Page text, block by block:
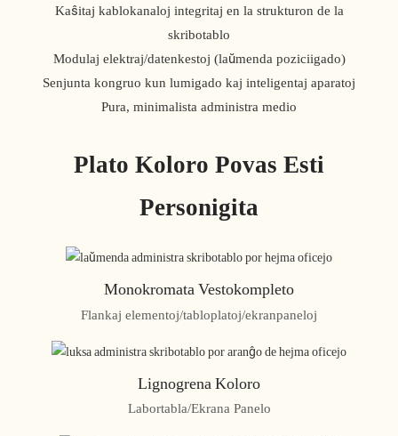
Kaŝitaj kablokanaloj integritaj en la strukturon de la
skribotablo
Modulaj elektraj/datenkestoj (laŭmenda poziciigado)
Senjunta kongruo kun lumigado kaj inteligentaj aparatoj
Pura, minimalista administra medio
Plato Koloro Povas Esti
Personigita
Monokromata Vestokompleto
Flankaj elementoj/tabloplatoj/ekranpaneloj
Lignogrena Koloro
Labortabla/Ekrana Panelo